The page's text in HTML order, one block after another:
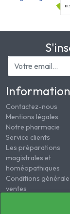
Contactez-nous
Mentions légales
Notre pharmacie
Service clients
Les préparations
magistrales et
homéopathiques
Conditions
ventes